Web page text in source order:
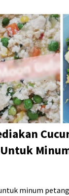
minum